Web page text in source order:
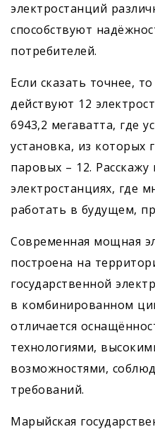
электростанций
способствуют
потребителей.
Если сказать точнее,
действуют 12
6943,2 мегаватта, где
установка, из которых
паровых – 12.
электростанциях, где
работать в будущем,
Современная мощная
построена на
государственной
в комбинированном
отличается
технологиями,
возможностями,
требований.
Марыйская